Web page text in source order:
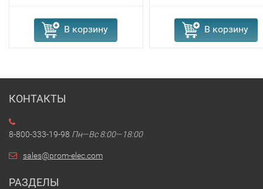
В корзину В корзину
КОНТАКТЫ
8-800-333-19-98 Пн—Вс 8:00—18:00
sales@prom-elec.com
РАЗДЕЛЫ